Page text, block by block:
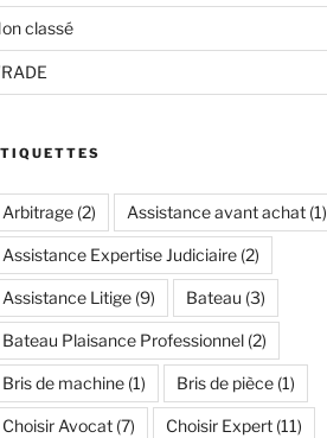
classé
Arbitrage(2) Assistance avant achat(1)
Assistance Expertise Judiciaire(2)
Assistance Litige(9) Bateau (3)
Bateau Plaisance Professionnel(2)
Bris de machine(1) Bris de pièce(1)
Choisir Avocat(7) Choisir Expert(11)